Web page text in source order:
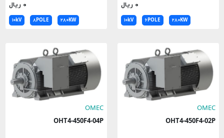
۰ ریال
۲۸۰KW ۶POLE ۱۰kV
۰ ریال
۲۸۰KW ۸POLE ۱۰kV
OMEC
OHT4-450F4-02P
OMEC
OHT4-450F4-04P